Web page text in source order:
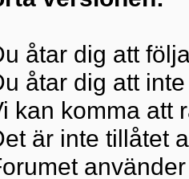
åtar dig att
åtar dig att
kan komma att
är inte tillåtet